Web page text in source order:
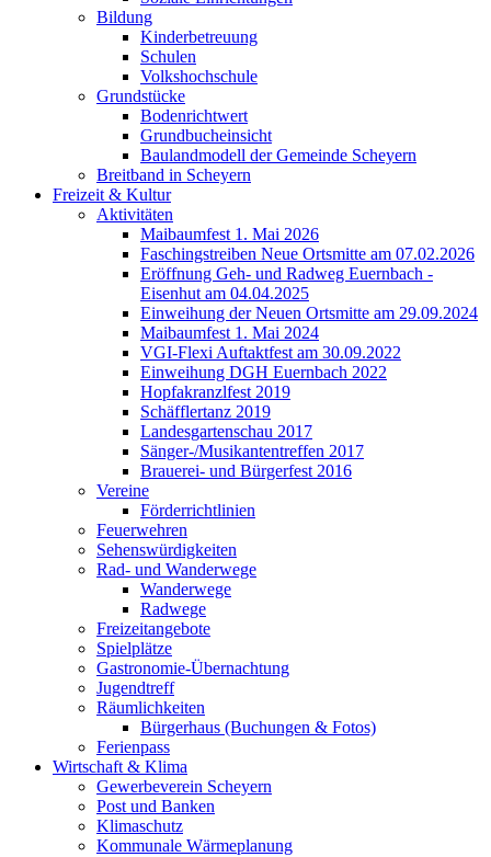
Bildung
Kinderbetreuung
Schulen
Volkshochschule
Grundstücke
Bodenrichtwert
Grundbucheinsicht
Baulandmodell der Gemeinde Scheyern
Breitband in Scheyern
Freizeit & Kultur
Aktivitäten
Maibaumfest 1. Mai 2026
Faschingstreiben Neue Ortsmitte am 07.02.2026
Eröffnung Geh- und Radweg Euernbach -
Eisenhut am 04.04.2025
Einweihung der Neuen Ortsmitte am 29.09.2024
Maibaumfest 1. Mai 2024
VGI-Flexi Auftaktfest am 30.09.2022
Einweihung DGH Euernbach 2022
Hopfakranzlfest 2019
Schäfflertanz 2019
Landesgartenschau 2017
Sänger-/Musikantentreffen 2017
Brauerei- und Bürgerfest 2016
Vereine
Förderrichtlinien
Feuerwehren
Sehenswürdigkeiten
Rad- und Wanderwege
Wanderwege
Radwege
Freizeitangebote
Spielplätze
Gastronomie-Übernachtung
Jugendtreff
Räumlichkeiten
Bürgerhaus (Buchungen & Fotos)
Ferienpass
Wirtschaft & Klima
Gewerbeverein Scheyern
Post und Banken
Klimaschutz
Kommunale Wärmeplanung